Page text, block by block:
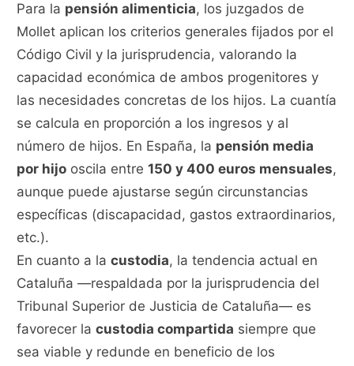
Para la pensión alimenticia, los juzgados de
Mollet aplican los criterios generales fijados por el
Código Civil y la jurisprudencia, valorando la
capacidad económica de ambos progenitores y
las necesidades concretas de los hijos. La cuantía
se calcula en proporción a los ingresos y al
número de hijos. En España, la pensión media
por hijo oscila entre150 y 400 euros mensuales,
aunque puede ajustarse según circunstancias
específicas (discapacidad, gastos extraordinarios,
etc.).
En cuanto a lacustodia, la tendencia actual en
Cataluña —respaldada por la jurisprudencia del
Tribunal Superior de Justicia de Cataluña— es
favorecer lacustodia compartida siempre que
sea viable y redunde en beneficio de los